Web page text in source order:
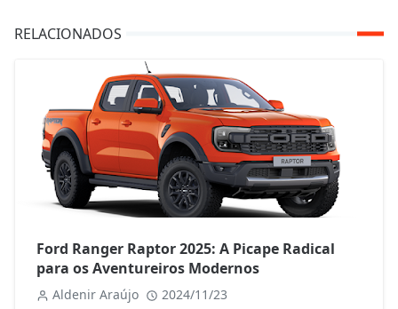
RELACIONADOS
Ford Ranger Raptor 2025: A Picape Radical
para os Aventureiros Modernos
Aldenir Araújo 2024/11/23